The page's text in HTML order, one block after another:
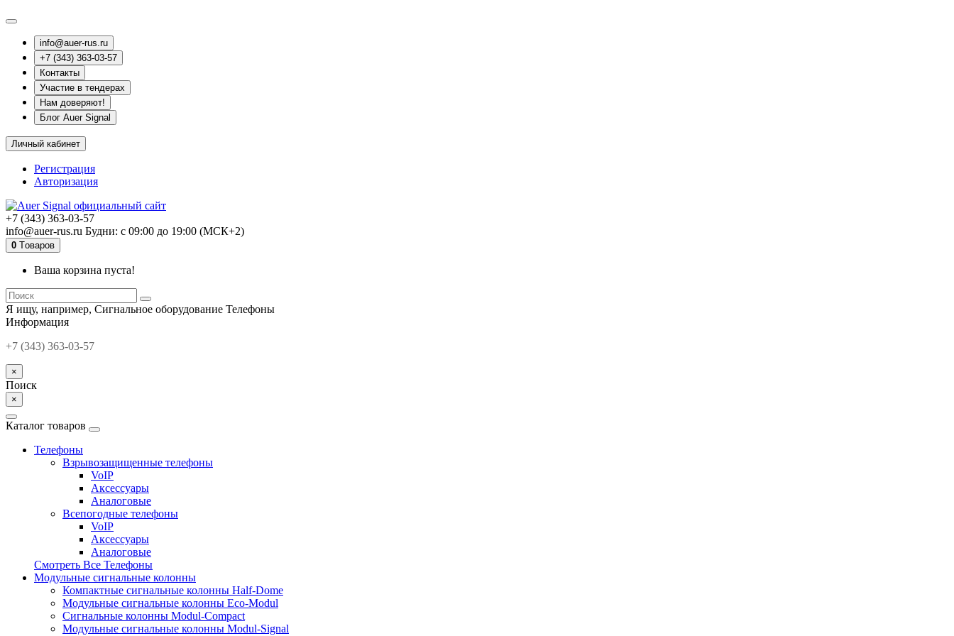
info@auer-rus.ru
+7 (343) 363-03-57
Контакты
Участие в тендерах
Нам доверяют!
Блог Auer Signal
Личный кабинет
Регистрация
Авторизация
+7 (343) 363-03-57
info@auer-rus.ru Будни: с 09:00 до 19:00 (МСК+2)
0 Tоваров
Ваша корзина пуста!
Я ищу, например, Сигнальное оборудование Телефоны
Информация
+7 (343) 363-03-57
×
Поиск
×
Каталог товаров
Телефоны
Взрывозащищенные телефоны
VoIP
Аксессуары
Аналоговые
Всепогодные телефоны
VoIP
Аксессуары
Аналоговые
Смотреть Все Телефоны
Модульные сигнальные колонны
Компактные сигнальные колонны Half-Dome
Модульные сигнальные колонны Eco-Modul
Сигнальные колонны Modul-Compact
Модульные сигнальные колонны Modul-Signal